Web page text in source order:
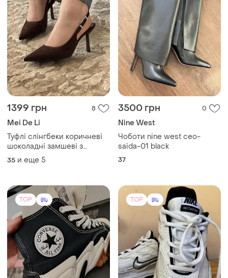
1399 грн 8
Mei De Li
Туфлі слінгбеки коричневі
шоколадні замшеві з
гострим носиком на
шпильці каблуки лодочки з
стильні зручні
35 и еще 5
3500 грн 0
Nine West
Чоботи nine west ceo-
saida-01 black
37
TOP TOP